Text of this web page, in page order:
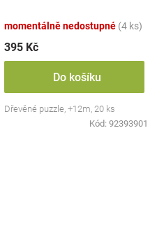
momentálně nedostupné (4 ks)
395 Kč
Do košíku
Dřevěné puzzle, +12m, 20 ks
Kód: 92393901